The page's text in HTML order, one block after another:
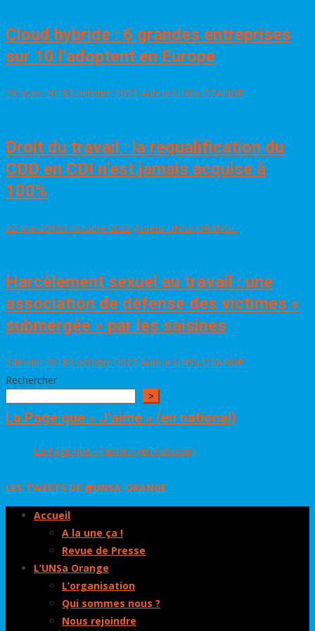
Cloud hybride : 6 grandes entreprises
sur 10 l’adoptent en Europe
28 mars 20183 octobre 2022 Auteur UNSa ORANGE
Droit du travail : la requalification du
CDD en CDI n’est jamais acquise à
100%
22 mai 20193 octobre 2022 Auteur UNSa ORANGE
Harcèlement sexuel au travail : une
association de défense des victimes «
submergée » par les saisines
5 février 20183 octobre 2022 Auteur UNSa ORANGE
Rechercher
>
La Page que « J’aime » (en national)
La Page que « J’aime » (en national)
LES TWEETS DE @UNSA_ORANGE
Accueil
A la une ça !
Revue de Presse
L’UNSa Orange
L’organisation
Qui sommes nous ?
Nous rejoindre